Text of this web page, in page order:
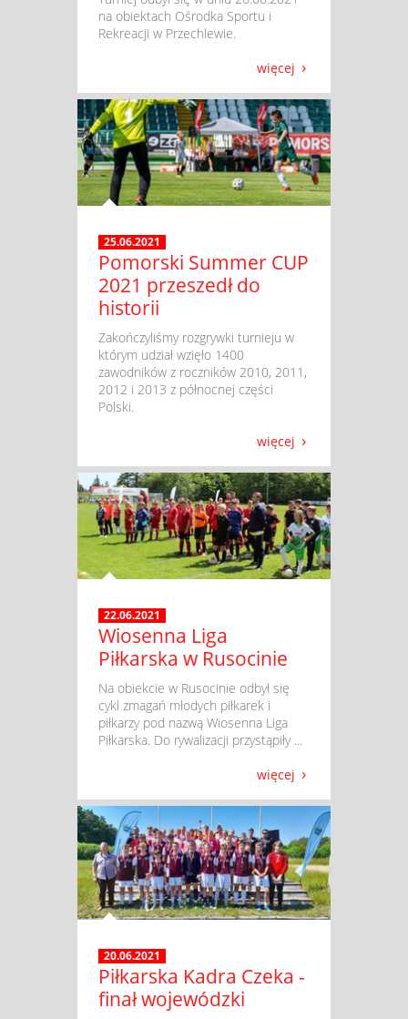
na obiektach Ośrodka Sportu i
Rekreacji w Przechlewie.
więcej
25.06.2021
Pomorski Summer CUP
2021 przeszedł do
historii
​ Zakończyliśmy rozgrywki turnieju w
którym udział wzięło 1400
zawodników z roczników 2010, 2011,
2012 i 2013 z północnej części
Polski.
więcej
22.06.2021
Wiosenna Liga
Piłkarska w Rusocinie
​ Na obiekcie w Rusocinie odbył się
cykl zmagań młodych piłkarek i
piłkarzy pod nazwą Wiosenna Liga
Piłkarska. Do rywalizacji przystąpiły ...
więcej
20.06.2021
Piłkarska Kadra Czeka -
finał wojewódzki